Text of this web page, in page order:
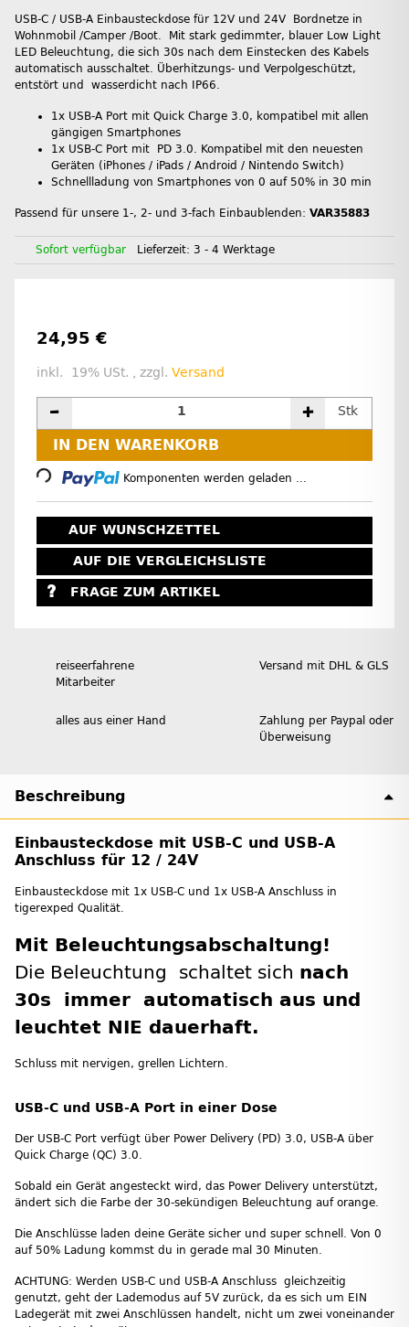
USB-C / USB-A Einbausteckdose für 12V und 24V Bordnetze in
Wohnmobil /Camper /Boot. Mit stark gedimmter, blauer Low Light
LED Beleuchtung, die sich 30s nach dem Einstecken des Kabels
automatisch ausschaltet. Überhitzungs- und Verpolgeschützt,
entstört und wasserdicht nach IP66.
1x USB-A Port mit Quick Charge 3.0, kompatibel mit allen
gängigen Smartphones
1x USB-C Port mit PD 3.0. Kompatibel mit den neuesten
Geräten (iPhones / iPads / Android / Nintendo Switch)
Schnellladung von Smartphones von 0 auf 50% in 30 min
Passend für unsere 1-, 2- und 3-fach Einbaublenden: VAR35883
Sofort verfügbar Lieferzeit: 3 - 4 Werktage
24,95 €
inkl. 19% USt. , zzgl. Versand
Stk
IN DEN WARENKORB
Loading... Komponenten werden geladen ...
AUF WUNSCHZETTEL
AUF DIE VERGLEICHSLISTE
FRAGE ZUM ARTIKEL
reiseerfahrene
Mitarbeiter
Versand mit DHL & GLS
alles aus einer Hand
Zahlung per Paypal oder
Überweisung
Beschreibung
Einbausteckdose mit USB-C und USB-A
Anschluss für 12 / 24V
Einbausteckdose mit 1x USB-C und 1x USB-A Anschluss in
tigerexped Qualität.
Mit Beleuchtungsabschaltung!
Die Beleuchtung schaltet sich nach
30s immer automatisch aus und
leuchtet NIE dauerhaft.
Schluss mit nervigen, grellen Lichtern.
USB-C und USB-A Port in einer Dose
Der USB-C Port verfügt über Power Delivery (PD) 3.0, USB-A über
Quick Charge (QC) 3.0.
Sobald ein Gerät angesteckt wird, das Power Delivery unterstützt,
ändert sich die Farbe der 30-sekündigen Beleuchtung auf orange.
Die Anschlüsse laden deine Geräte sicher und super schnell. Von 0
auf 50% Ladung kommst du in gerade mal 30 Minuten.
ACHTUNG: Werden USB-C und USB-A Anschluss gleichzeitig
genutzt, geht der Lademodus auf 5V zurück, da es sich um EIN
Ladegerät mit zwei Anschlüssen handelt, nicht um zwei voneinander